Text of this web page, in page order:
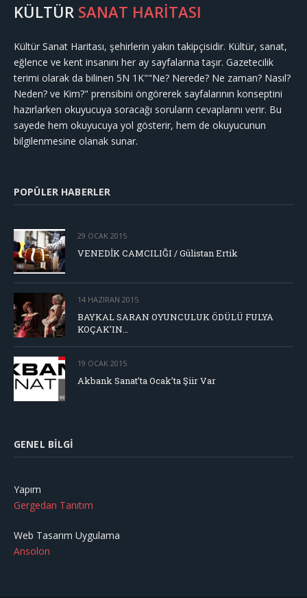
KÜLTÜR SANAT HARİTASI
Kültür Sanat Haritası, şehirlerin yakın takipçisidir. Kültür, sanat,
eğlence ve kent insanını her ay sayfalarına taşır. Gazetecilik
terimi olarak da bilinen 5N 1K""Ne? Nerede? Ne zaman? Nasıl?
Neden? ve Kim?" prensibini öngörerek sayfalarının konseptini
hazırlarken okuyucuya soracağı soruların cevaplarını verir. Bu
sayede hem okuyucuya yol gösterir, hem de okuyucunun
bilgilenmesine olanak sunar.
POPÜLER HABERLER
29 OCAK 2015
VENEDİK CAMCILIĞI / Gülistan Ertik
14 HAZIRAN 2015
BAYKAL SARAN OYUNCULUK ÖDÜLÜ FULYA
KOÇAK’IN…
19 OCAK 2015
Akbank Sanat’ta Ocak’ta Şiir Var
GENEL BILGI
Yapım
Gergedan Tanıtım
Web Tasarım Uygulama
Ansolon